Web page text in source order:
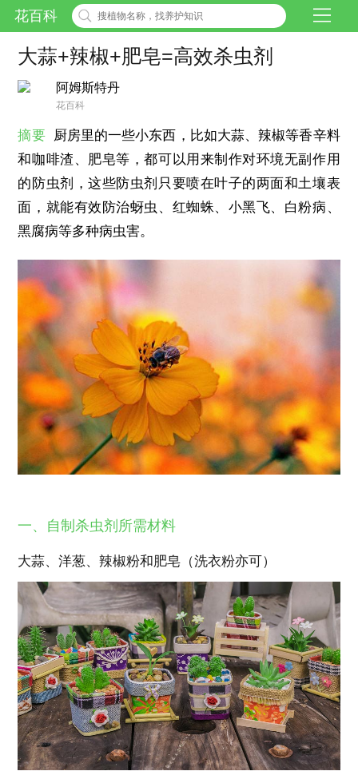
花百科
大蒜+辣椒+肥皂=高效杀虫剂
阿姆斯特丹
花百科
摘要 厨房里的一些小东西，比如大蒜、辣椒等香辛料
和咖啡渣、肥皂等，都可以用来制作对环境无副作用
的防虫剂，这些防虫剂只要喷在叶子的两面和土壤表
面，就能有效防治蚜虫、红蜘蛛、小黑飞、白粉病、
黑腐病等多种病虫害。
一、自制杀虫剂所需材料
大蒜、洋葱、辣椒粉和肥皂（洗衣粉亦可）